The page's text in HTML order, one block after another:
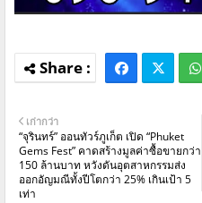
เก่ากว่า
“จุรินทร์” ออนทัวร์ภูเก็ต เปิด “Phuket
Gems Fest” คาดสร้างมูลค่าซื้อขายกว่า
150 ล้านบาท หวังดันอุตสาหกรรมส่ง
ออกอัญมณีทั้งปีโตกว่า 25% เกินเป้า 5
เท่า